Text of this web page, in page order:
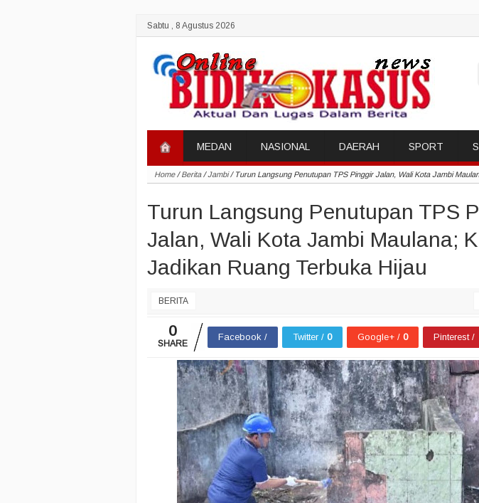
Sabtu , 8 Agustus 2026
MEDAN NASIONAL DAERAH SPORT
Home/Berita/Jambi/ Turun Langsung Penutupan TPS Pinggir Jalan, Wali Kota Jambi
Turun Langsung Penutupan TPS
Jalan, Wali Kota Jambi Maulana;
Jadikan Ruang Terbuka Hijau
BERITA
0
SHARE
Facebook / Twitter / 0 Google+ / 0 Pinterest /